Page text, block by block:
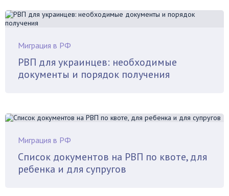
Миграция в РФ
РВП для украинцев: необходимые
документы и порядок получения
Миграция в РФ
Список документов на РВП по квоте, для
ребенка и для супругов